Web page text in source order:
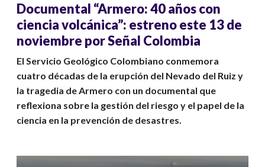
Documental “Armero: 40 años con
ciencia volcánica”: estreno este 13 de
noviembre por Señal Colombia
El Servicio Geológico Colombiano conmemora
cuatro décadas de la erupción del Nevado del Ruiz y
la tragedia de Armero con un documental que
reflexiona sobre la gestión del riesgo y el papel de la
ciencia en la prevención de desastres.